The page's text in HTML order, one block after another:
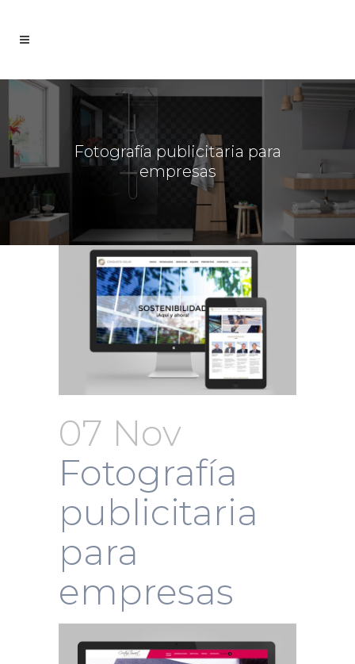
Fotografía publicitaria para
empresas
07 Nov
Fotografía
publicitaria
para
empresas